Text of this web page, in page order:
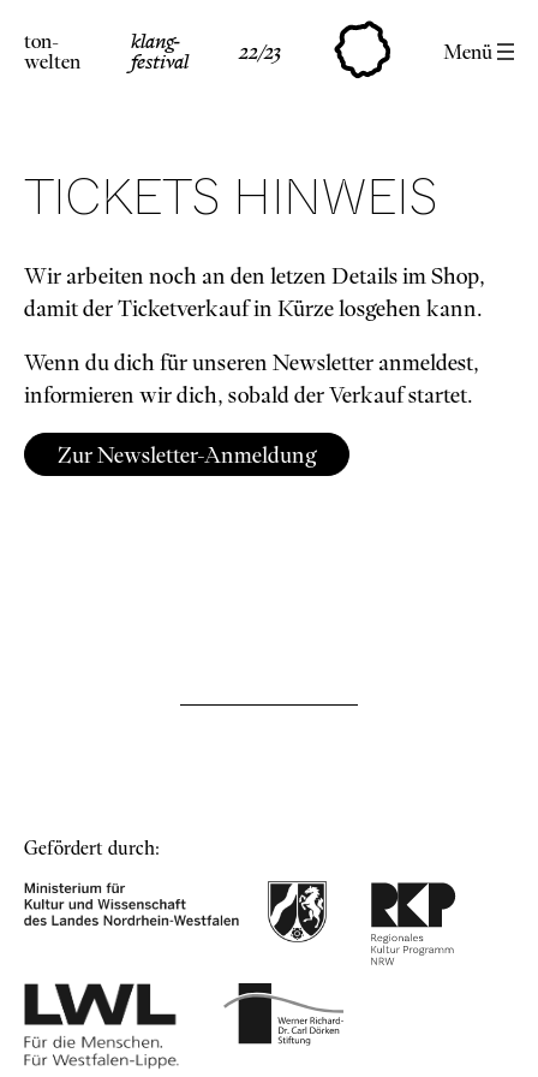
ton-
welten
klang-
festival 22/23 Menü
TICKETS HINWEIS
Wir arbeiten noch an den letzen Details im Shop,
damit der Ticketverkauf in Kürze losgehen kann.
Wenn du dich für unseren Newsletter anmeldest,
informieren wir dich, sobald der Verkauf startet.
Zur Newsletter-Anmeldung
Gefördert durch: